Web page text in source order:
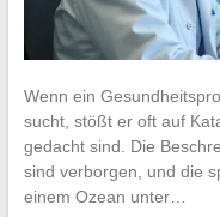
Wenn ein
sucht, stößt er oft auf
gedacht sind. Die
sind verborgen, und die
einem Ozean unter…